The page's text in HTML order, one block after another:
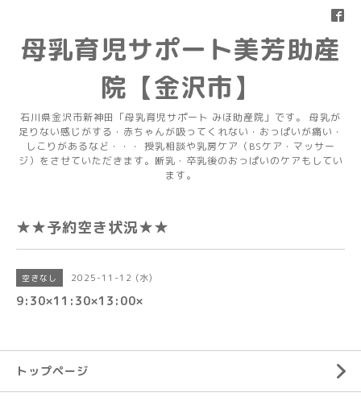
母乳育児サポート美芳助産
院【金沢市】
石川県金沢市新神田「母乳育児サポート みほ助産院」です。 母乳が
足りない感じがする・赤ちゃんが吸ってくれない・おっぱいが痛い・
しこりがあるなど・・・ 授乳相談や乳房ケア（BSケア・マッサー
ジ）をさせていただきます。断乳・卒乳後のおっぱいのケアもしてい
ます。
★★予約空き状況★★
空きなし 2025-11-12 (水)
9:30×11:30×13:00×
トップページ